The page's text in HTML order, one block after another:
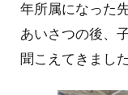
年所属になった
あいさつの後、
聞こえてきました